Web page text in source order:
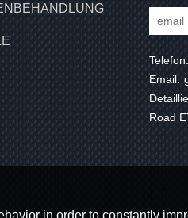
Telefon:
Email:
Road